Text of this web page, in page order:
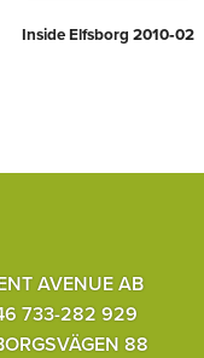
Inside Elfsborg 2010‑02
AVENUE AB
733-282 929
88